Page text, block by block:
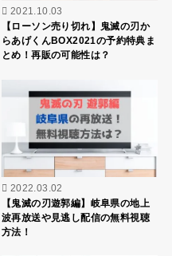
2021.10.03
【ローソン売り切れ】鬼滅の刃か
らあげくんBOX2021の予約特典ま
とめ！再販の可能性は？
2022.03.02
【鬼滅の刃遊郭編】岐阜県の地上
波再放送や見逃し配信の無料視聴
方法！